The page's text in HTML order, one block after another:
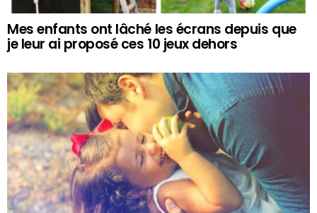
Mes enfants ont lâché les écrans depuis que
je leur ai proposé ces 10 jeux dehors